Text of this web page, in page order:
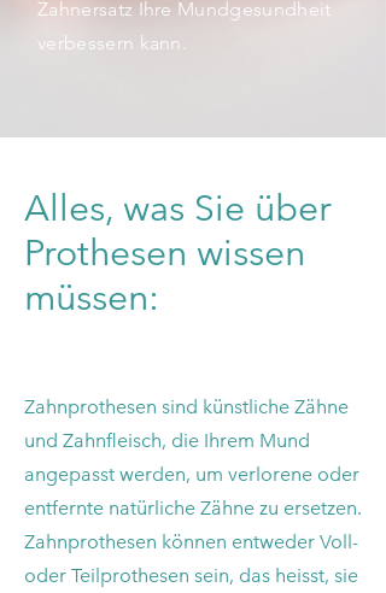
Zahnersatz Ihre Mundgesundheit
verbessern kann.
Alles, was Sie über
Prothesen wissen
müssen:
Zahnprothesen sind künstliche Zähne
und Zahnfleisch, die Ihrem Mund
angepasst werden, um verlorene oder
entfernte natürliche Zähne zu ersetzen.
Zahnprothesen können entweder Voll-
oder Teilprothesen sein, das heisst, sie